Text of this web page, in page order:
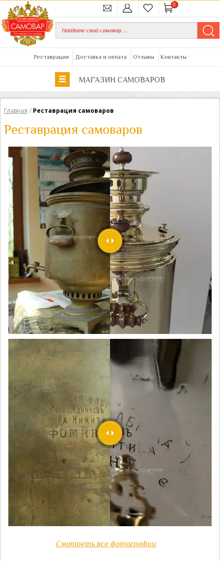
0
Реставрация Доставка и оплата Отзывы Контакты
МАГАЗИН САМОВАРОВ
Главная / Реставрация самоваров
Реставрация самоваров
Смотреть все фотографии